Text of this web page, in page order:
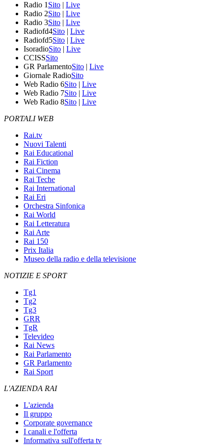
Radio 1 Sito | Live
Radio 2Sito | Live
Radio 3Sito | Live
Radiofd4Sito | Live
Radiofd5Sito | Live
IsoradioSito | Live
CCISSSito
GR ParlamentoSito | Live
Giornale RadioSito
Web Radio 6Sito | Live
Web Radio 7Sito | Live
Web Radio 8Sito | Live
PORTALI WEB
Rai.tv
Nuovi Talenti
Rai Educational
Rai Fiction
Rai Cinema
Rai Teche
Rai International
Rai Eri
Orchestra Sinfonica
Rai World
Rai Letteratura
Rai Arte
Rai 150
Prix Italia
Museo della radio e della televisione
NOTIZIE E SPORT
Tg1
Tg2
Tg3
GRR
TgR
Televideo
Rai News
Rai Parlamento
GR Parlamento
Rai Sport
L'AZIENDA RAI
L'azienda
Il gruppo
Corporate governance
I canali e l'offerta
Informativa sull'offerta tv